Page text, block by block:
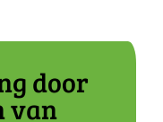
door
van